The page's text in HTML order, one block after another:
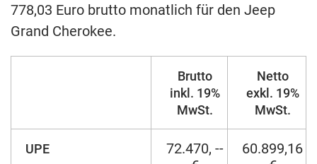
778,03 Euro brutto monatlich für den Jeep
Grand Cherokee.
Brutto
inkl. 19%
MwSt.
Netto
exkl. 19%
MwSt.
UPE
72.470, --
60.899,16